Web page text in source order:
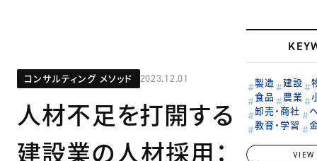
コンサルティング メソッド 2023.12.01
人材不足を打開する
建設業の人材採用：
製造 建設
食品
農業
卸売・商社
教育・学習
VIEW